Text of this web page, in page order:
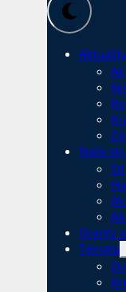
Aktuality
Naše
Granty
Témata